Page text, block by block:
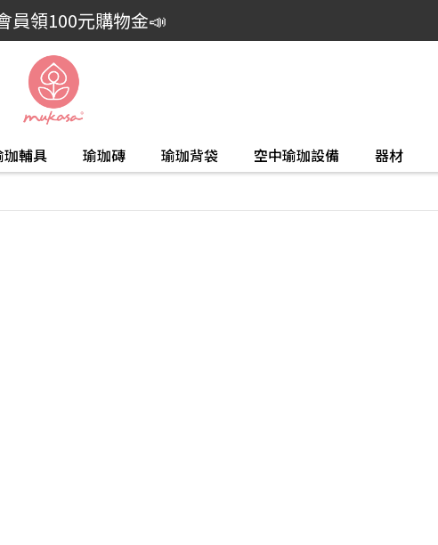
員領100元購物金📣
珈輔具 瑜珈磚 瑜珈背袋 空中瑜珈設備 器材